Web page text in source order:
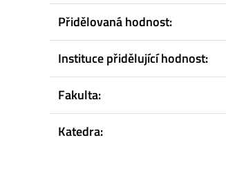
Přidělovaná hodnost:
Instituce přidělující hodnost:
Fakulta:
Katedra: